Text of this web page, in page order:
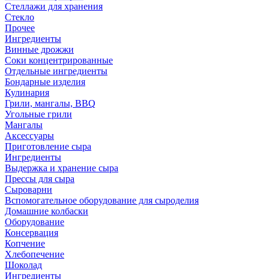
Стеллажи для хранения
Стекло
Прочее
Ингредиенты
Винные дрожжи
Соки концентрированные
Отдельные ингредиенты
Бондарные изделия
Кулинария
Грили, мангалы, BBQ
Угольные грили
Мангалы
Аксессуары
Приготовление сыра
Ингредиенты
Выдержка и хранение сыра
Прессы для сыра
Сыроварни
Вспомогательное оборудование для сыроделия
Домашние колбаски
Оборудование
Консервация
Копчение
Хлебопечение
Шоколад
Ингредиенты